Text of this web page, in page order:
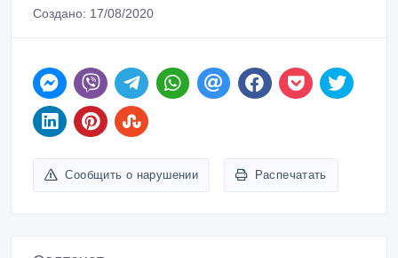
Создано: 17/08/2020
Сообщить о нарушении Распечатать